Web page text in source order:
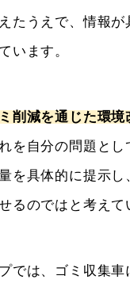
たうえで、情報
います。
削減を通じた環境
を自分の問題と
を具体的に提示
るのではと考えて
は、ゴミ収集